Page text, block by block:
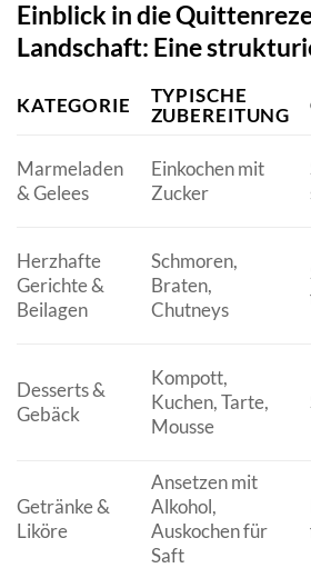
Einblick in die
Landschaft: Eine
KATEGORIE
TYPISCHE
ZUBEREITUNG
Marmeladen
& Gelees
Einkochen mit
Zucker
Herzhafte
Gerichte &
Beilagen
Schmoren,
Braten,
Chutneys
Desserts &
Gebäck
Kompott,
Kuchen, Tarte,
Mousse
Getränke &
Liköre
Ansetzen mit
Alkohol,
Auskochen für
Saft